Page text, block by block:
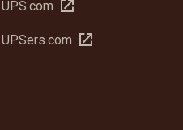
UPS.com Abrir
nova
UPSers.com Abrir